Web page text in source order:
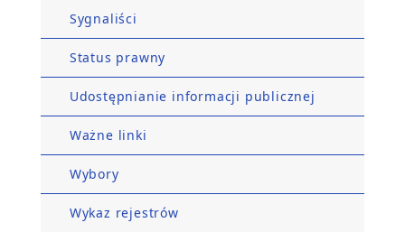
Sygnaliści
Status prawny
Udostępnianie informacji publicznej
Ważne linki
Wybory
Wykaz rejestrów